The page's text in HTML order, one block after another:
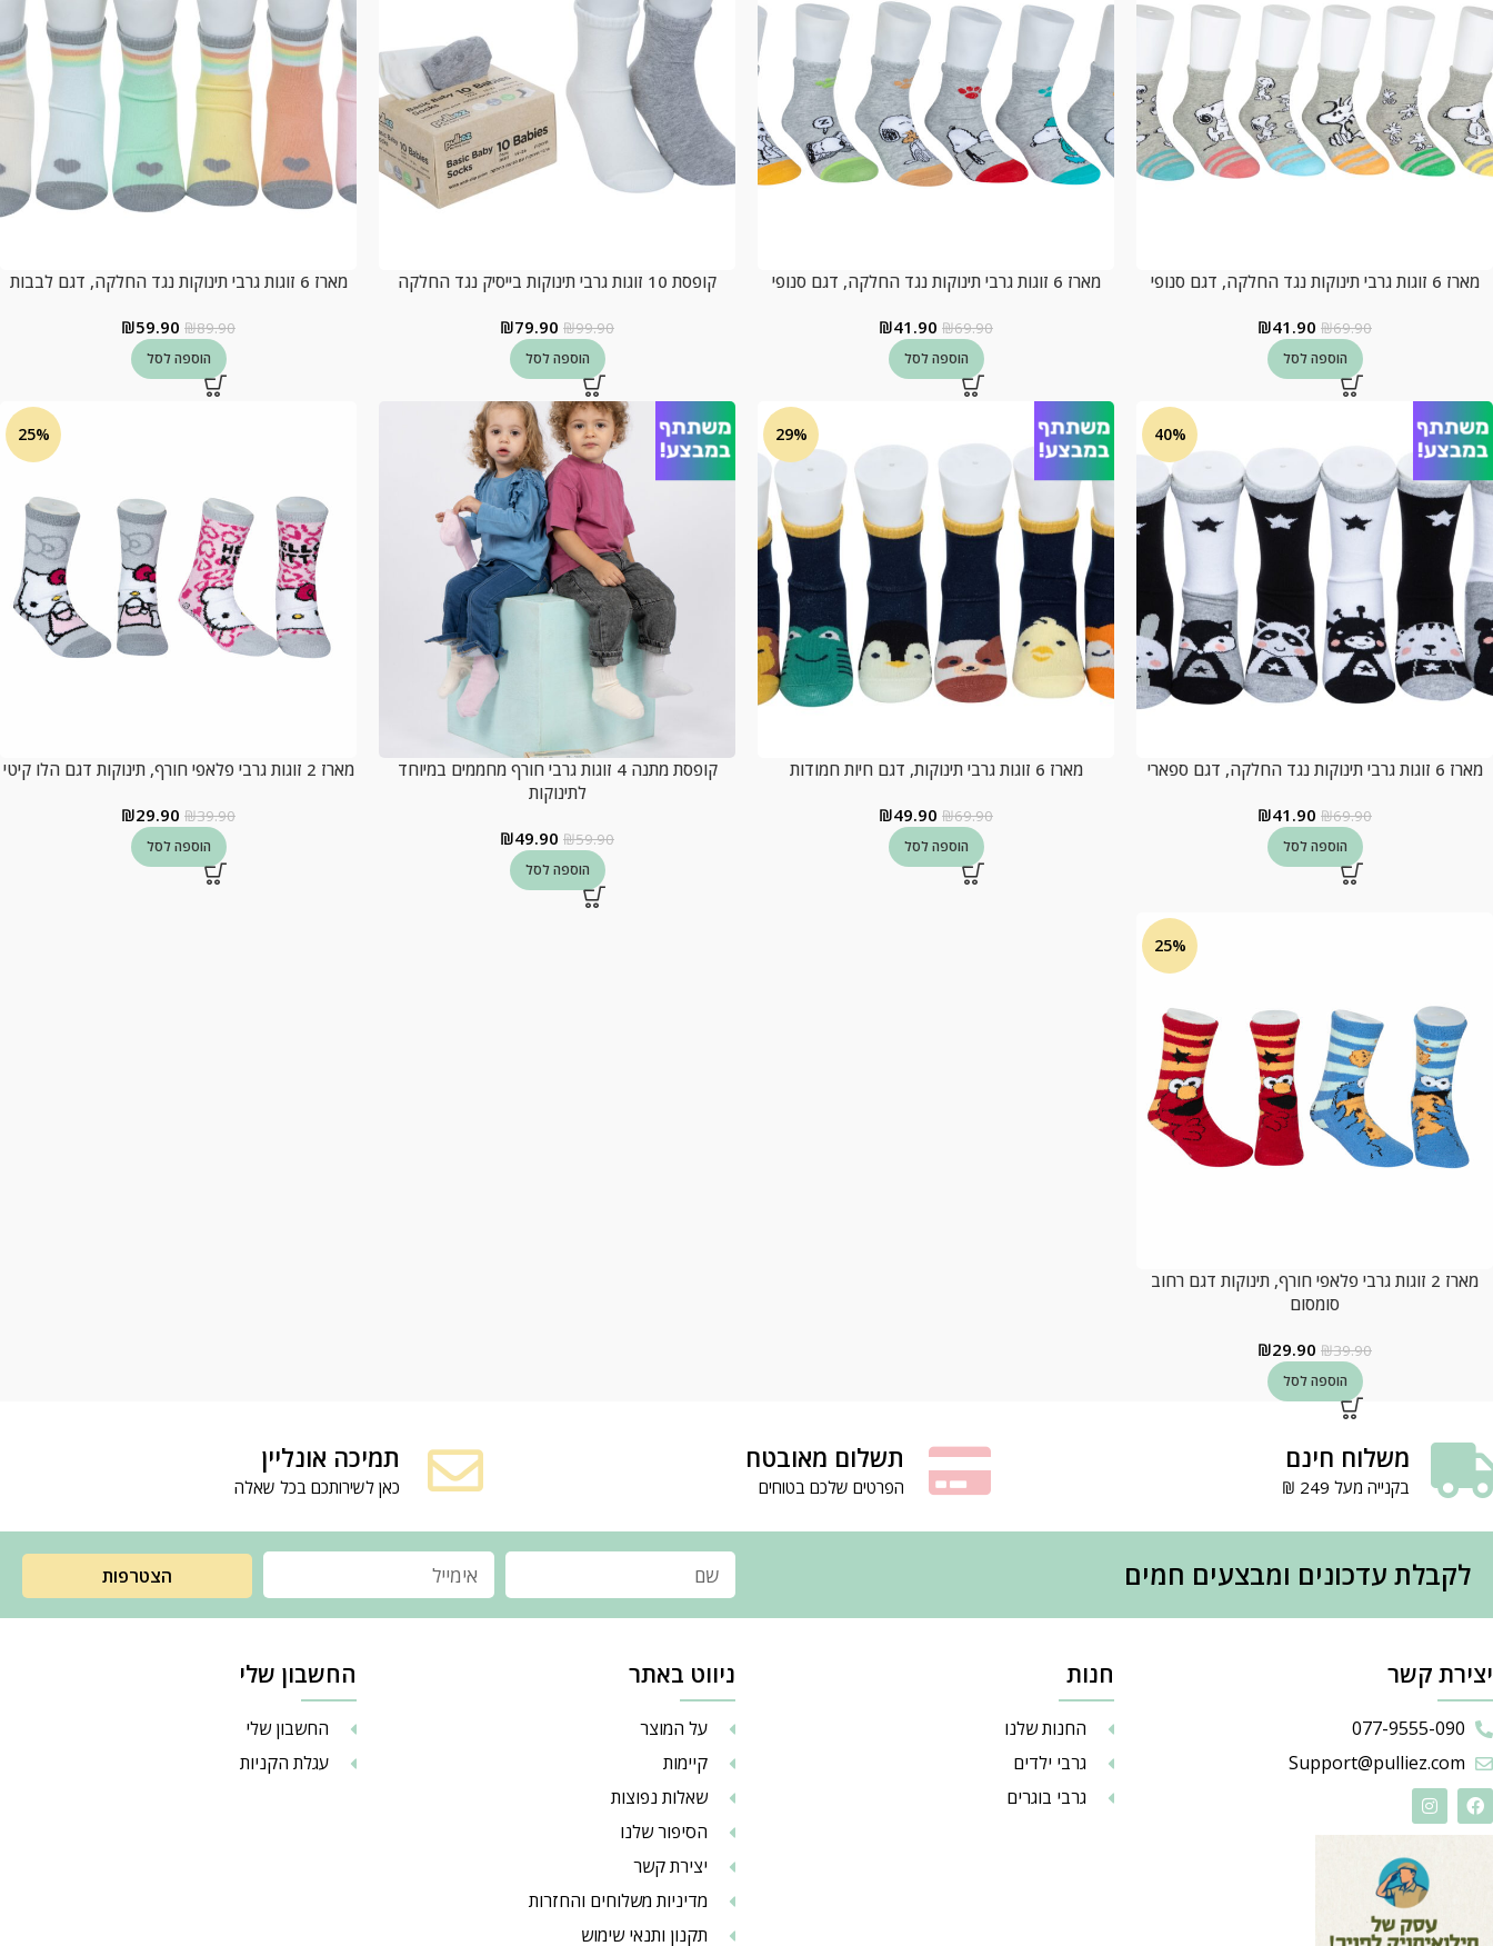
מארז 6 זוגות גרבי תינוקות נגד החלקה, דגם סנופי
₪69.90
₪41.90
הוספה לסל
מארז 6 זוגות גרבי תינוקות נגד החלקה, דגם סנופי
₪69.90
₪41.90
הוספה לסל
קופסת 10 זוגות גרבי תינוקות בייסיק נגד החלקה
₪99.90
₪79.90
הוספה לסל
מארז 6 זוגות גרבי תינוקות נגד החלקה, דגם לבבות
₪89.90
₪59.90
הוספה לסל
40%
מארז 6 זוגות גרבי תינוקות נגד החלקה, דגם ספארי
₪69.90
₪41.90
הוספה לסל
29%
מארז 6 זוגות גרבי תינוקות, דגם חיות חמודות
₪69.90
₪49.90
הוספה לסל
קופסת מתנה 4 זוגות גרבי חורף מחממים במיוחד
לתינוקות
₪59.90
₪49.90
הוספה לסל
25%
מארז 2 זוגות גרבי פלאפי חורף, תינוקות דגם הלו קיטי
₪39.90
₪29.90
הוספה לסל
25%
מארז 2 זוגות גרבי פלאפי חורף, תינוקות דגם רחוב
סומסום
₪39.90
₪29.90
הוספה לסל
משלוח חינם
בקנייה מעל 249 ₪
תשלום מאובטח
הפרטים שלכם בטוחים
תמיכה אונליין
כאן לשירותכם בכל שאלה
לקבלת עדכונים ומבצעים חמים הצטרפות
יצירת קשר
077-9555-090
Support@pulliez.com
חנות
החנות שלנו
גרבי ילדים
גרבי בוגרים
ניווט באתר
על המוצר
קיימות
שאלות נפוצות
הסיפור שלנו
יצירת קשר
מדיניות משלוחים והחזרות
תקנון ותנאי שימוש
החשבון שלי
החשבון שלי
עגלת הקניות